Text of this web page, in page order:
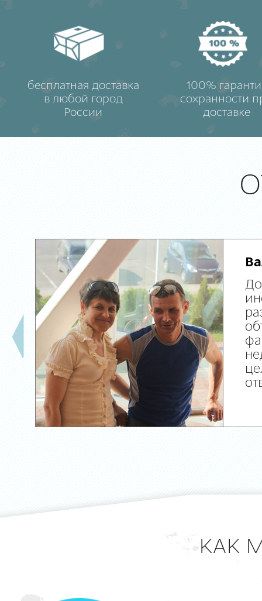
бесплатная доставка
в любой город
России
100%
сохранности
доставке
КАК